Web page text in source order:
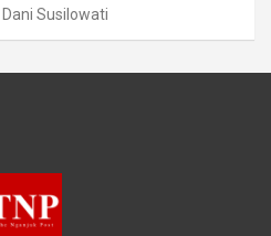
Dani Susilowati